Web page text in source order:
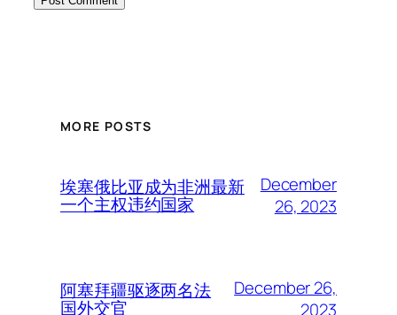
MORE POSTS
埃塞俄比亚成为非洲最新
一个主权违约国家
December
26, 2023
阿塞拜疆驱逐两名法
国外交官
December 26,
2023